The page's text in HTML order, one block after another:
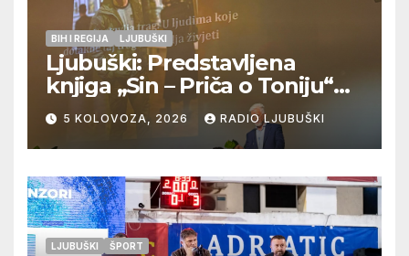
BIH I REGIJA LJUBUŠKI
Ljubuški: Predstavljena
knjiga „Sin – Priča o Toniju“
dr. sc. Zdenka Hercega
5 KOLOVOZA, 2026 RADIO LJUBUŠKI
LJUBUŠKI ŠPORT